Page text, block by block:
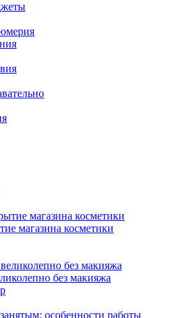
магазина косметики
без макияжа